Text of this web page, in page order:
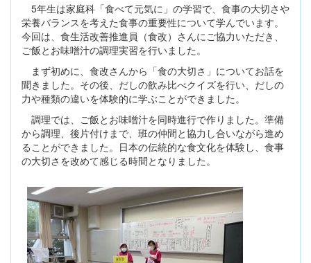
5年生は家庭科「食べて元気に」の学習で、食事の大切さや
栄養バランスを考えた食事の重要性について学んでいます。
今回は、食生活改善推進員（食改）さんにご協力いただき、
ご飯とお味噌汁の調理実習を行いました。
まず初めに、食改さんから「食の大切さ」についてお話を
聞きました。その後、だしの飲み比べクイズを行い、だしの
力や種類の違いを体験的に学ぶことができました。
調理では、ご飯とお味噌汁を同時進行で作りました。準備
から調理、後片付けまで、班の仲間と協力し合いながら進め
ることができました。日本の伝統的な食文化を体験し、食事
の大切さを改めて感じる時間となりました。